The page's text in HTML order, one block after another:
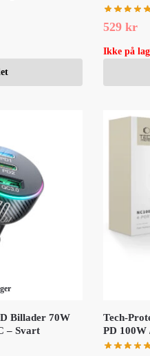
529 kr
Ikke på
Billader 70W
– Svart
Tech-
PD 100W